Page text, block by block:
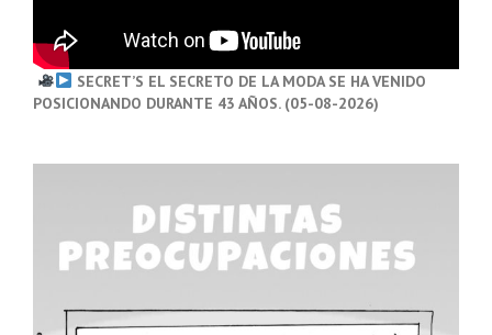
SECRET’S EL SECRETO DE LA MODA SE HA VENIDO
POSICIONANDO DURANTE 43 AÑOS. (05-08-2026)